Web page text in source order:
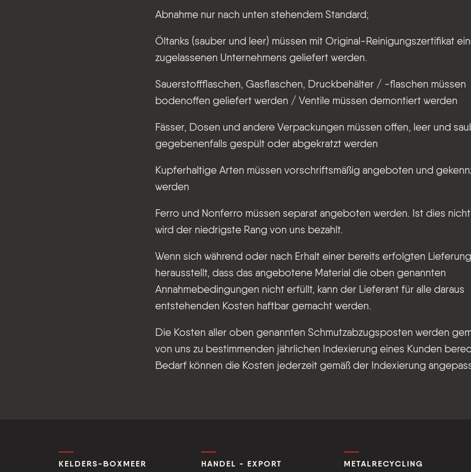
Abnahme nur nach unten stehendem Standard;
Öltanks (sauber und leer) müssen mit Original-Reinigungszertifikat
zugelassenen Unternehmens geliefert werden.
Sauerstoffflaschen, Gasflaschen, Druckbehälter / -flaschen müssen
bodenoffen geliefert werden / Ventile müssen demontiert werden
Fässer, Dosen und andere Verpackungen müssen offen, leer und
gegebenenfalls gespült oder abgekratzt werden
Kupferhaltige Arten müssen vorschriftsmäßig angeboten und
werden
Ferro und Nonferro müssen separat angeboten werden. Ist dies nicht
wird der niedrigste Rang von uns bezahlt.
Wenn sich während oder nach Erhalt einer bereits erfolgten Lieferung
herausstellt, dass das angebotene Material die oben genannten
Annahmebedingungen nicht erfüllt, kann der Lieferant für alle daraus
entstehenden Kosten haftbar gemacht werden.
Die Kosten aller oben genannten Schmutzabzugsposten werden
von uns zu bestimmenden jährlichen Indexierung eines Kunden
Bedarf können die Kosten jederzeit gemäß der Indexierung
KELDERS-BOXMEER HANDEL - EXPORT METALRECYCLING